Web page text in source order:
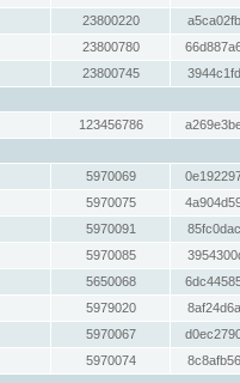
23800220
23800780
23800745
123456786
5970069
5970075
5970091
5970085
5650068
5979020
5970067
5970074